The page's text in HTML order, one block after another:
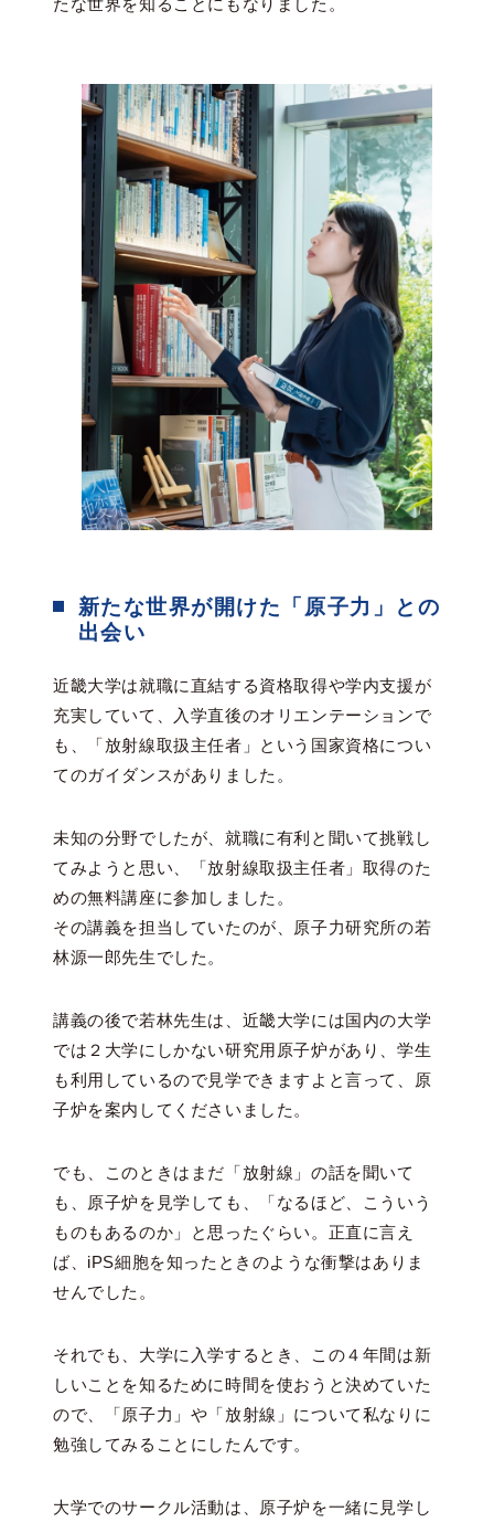
たな世界を知ることにもなりました。
新たな世界が開けた「原子力」との
出会い
近畿大学は就職に直結する資格取得や学内支援が
充実していて、入学直後のオリエンテーションで
も、「放射線取扱主任者」という国家資格につい
てのガイダンスがありました。
未知の分野でしたが、就職に有利と聞いて挑戦し
てみようと思い、「放射線取扱主任者」取得のた
めの無料講座に参加しました。
その講義を担当していたのが、原子力研究所の若
林源一郎先生でした。
講義の後で若林先生は、近畿大学には国内の大学
では２大学にしかない研究用原子炉があり、学生
も利用しているので見学できますよと言って、原
子炉を案内してくださいました。
でも、このときはまだ「放射線」の話を聞いて
も、原子炉を見学しても、「なるほど、こういう
ものもあるのか」と思ったぐらい。正直に言え
ば、iPS細胞を知ったときのような衝撃はありま
せんでした。
それでも、大学に入学するとき、この４年間は新
しいことを知るために時間を使おうと決めていた
ので、「原子力」や「放射線」について私なりに
勉強してみることにしたんです。
大学でのサークル活動は、原子炉を一緒に見学し